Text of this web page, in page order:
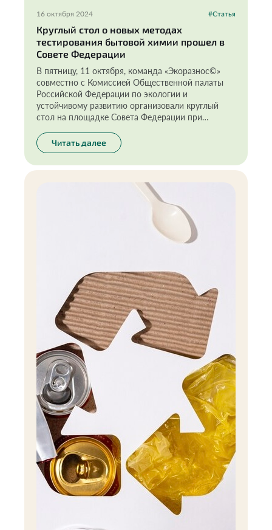
16 октября 2024 #Статья
Круглый стол о новых методах
тестирования бытовой химии прошел в
Совете Федерации
В пятницу, 11 октября, команда «Экоразнос©»
совместно с Комиссией Общественной палаты
Российской Федерации по экологии и
устойчивому развитию организовали круглый
стол на площадке Совета Федерации при
обсуждения стали новые методы тестирования
товаров бытовой химии «in vitro» (метод
тестирования «на стекле») и роль животных в
Читать далее